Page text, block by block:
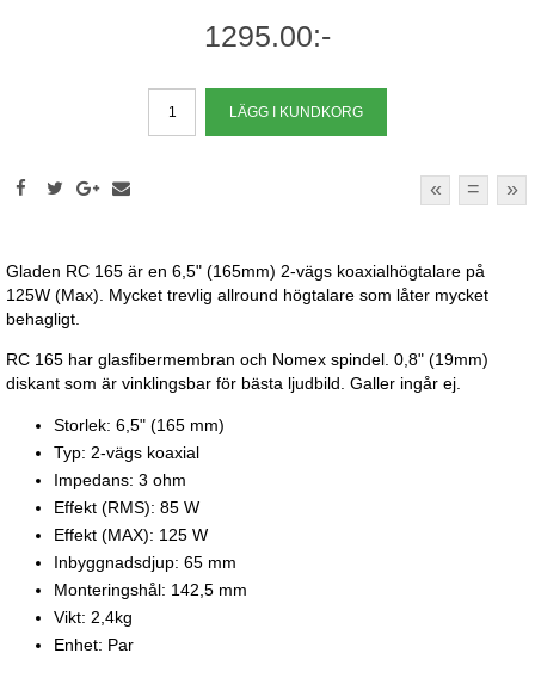
1295.00:-
« = »
Gladen RC 165 är en 6,5" (165mm) 2-vägs koaxialhögtalare på
125W (Max). Mycket trevlig allround högtalare som låter mycket
behagligt.
RC 165 har glasfibermembran och Nomex spindel. 0,8" (19mm)
diskant som är vinklingsbar för bästa ljudbild. Galler ingår ej.
Storlek: 6,5" (165 mm)
Typ: 2-vägs koaxial
Impedans: 3 ohm
Effekt (RMS): 85 W
Effekt (MAX): 125 W
Inbyggnadsdjup: 65 mm
Monteringshål: 142,5 mm
Vikt: 2,4kg
Enhet: Par